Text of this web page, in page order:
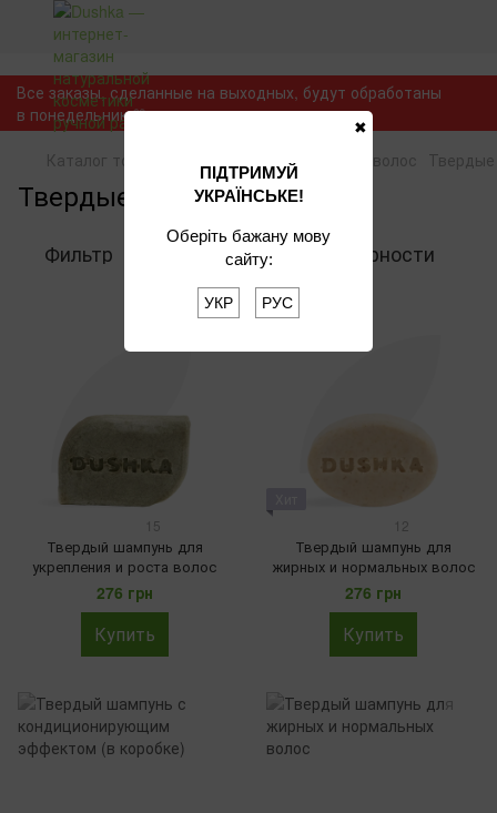
ПІДТРИМУЙ
УКРАЇНСЬКЕ!
Оберіть бажану мову
сайту:
УКР РУС
✖
Все заказы, сделанные на выходных, будут обработаны
в понедельник 💛
Каталог товара Шампуни для волос Твердые
Твердые шампуни
Фильтр По популярности
15
Твердый шампунь для
укрепления и роста волос
276 грн
Купить
12
Твердый шампунь для
жирных и нормальных волос
276 грн
Купить